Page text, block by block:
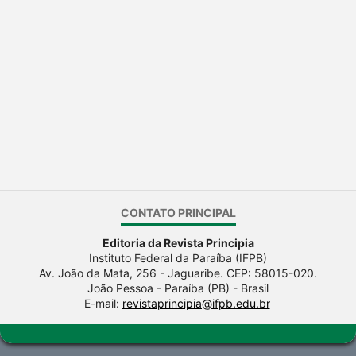
CONTATO PRINCIPAL
Editoria da Revista Principia
Instituto Federal da Paraíba (IFPB)
Av. João da Mata, 256 - Jaguaribe. CEP: 58015-020.
João Pessoa - Paraíba (PB) - Brasil
E-mail: revistaprincipia@ifpb.edu.br